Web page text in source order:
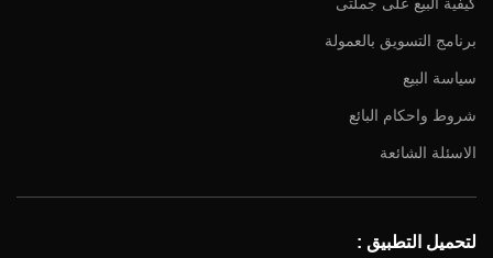
كيفية البيع على جملتى
برنامج التسويق بالعمولة
سياسة البيع
شروط واحكام البائع
الاسئلة الشائعة
لتحميل التطبيق :